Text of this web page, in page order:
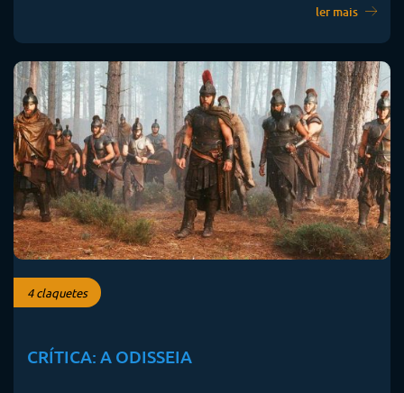
ler mais
4 claquetes
CRÍTICA: A ODISSEIA